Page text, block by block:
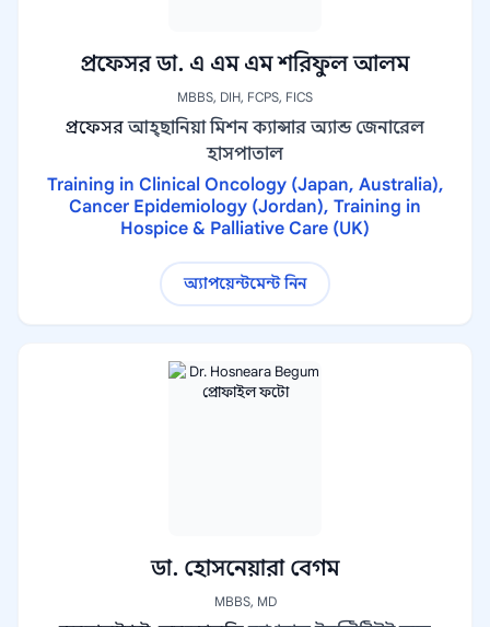
প্রফেসর ডা. এ এম এম শরিফুল আলম
MBBS, DIH, FCPS, FICS
প্রফেসর আহ্ছানিয়া মিশন ক্যান্সার অ্যান্ড জেনারেল
হাসপাতাল
Training in Clinical Oncology (Japan, Australia),
Cancer Epidemiology (Jordan), Training in
Hospice & Palliative Care (UK)
অ্যাপয়েন্টমেন্ট নিন
ডা. হোসনেয়ারা বেগম
MBBS, MD